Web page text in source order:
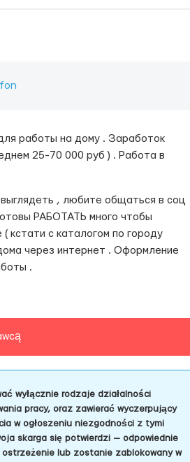
работы на дому . Заработок
25-70 000 руб ) . Работа в
, любите общаться в соц
РАБОТАТЬ много чтобы
с каталогом по городу
через интернет . Оформление
.
wyłącznie rodzaje działalności
pracy, oraz zawierać wyczerpujący
w ogłoszeniu niezgodności z tymi
skarga się potwierdzi — odpowiednie
lub zostanie zablokowany w